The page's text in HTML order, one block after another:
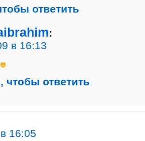
ответить
:
в 16:13
чтобы ответить
16:05